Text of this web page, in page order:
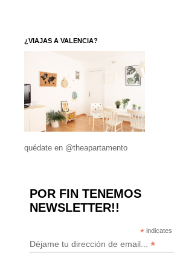
¿VIAJAS A VALENCIA?
quédate en @theapartamento
POR FIN TENEMOS
NEWSLETTER!!
* indicates
Déjame tu dirección de email... *